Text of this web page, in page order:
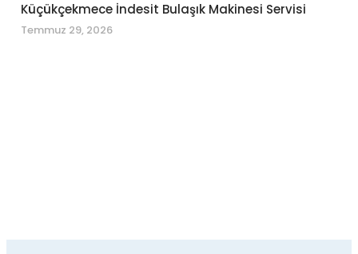
Küçükçekmece İndesit Bulaşık Makinesi Servisi
Temmuz 29, 2026